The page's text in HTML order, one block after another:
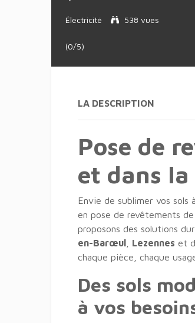
Électricité 538 vues
(0/5)
LA DESCRIPTION
Pose de
et dans
Envie de sublimer vos sols
en pose de revêtements
proposons des solutions
en-Barœul
Lezennes et
chaque pièce, chaque
Des sols
à vos